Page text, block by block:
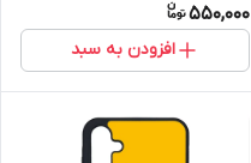
5G
550,000
افزودن به سبد